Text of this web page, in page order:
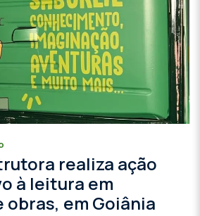
realiza ação
à leitura em
em Goiânia